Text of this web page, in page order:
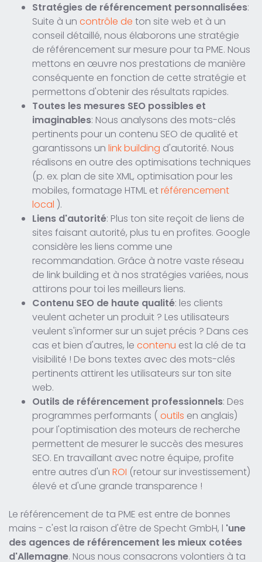
Stratégies de référencement personnalisées:
Suite à un contrôle de ton site web et à un
conseil détaillé, nous élaborons une stratégie
de référencement sur mesure pour ta PME. Nous
mettons en œuvre nos prestations de manière
conséquente en fonction de cette stratégie et
permettons d'obtenir des résultats rapides.
Toutes les mesures SEO possibles et
imaginables: Nous analysons des mots-clés
pertinents pour un contenu SEO de qualité et
garantissons un link building d'autorité. Nous
réalisons en outre des optimisations techniques
(p. ex. plan de site XML, optimisation pour les
mobiles, formatage HTML etréférencement
local ).
Liens d'autorité: Plus ton site reçoit de liens de
sites faisant autorité, plus tu en profites. Google
considère les liens comme une
recommandation. Grâce à notre vaste réseau
de link building et à nos stratégies variées, nous
attirons pour toi les meilleurs liens.
Contenu SEO de haute qualité: les clients
veulent acheter un produit ? Les utilisateurs
veulent s'informer sur un sujet précis ? Dans ces
cas et bien d'autres, le contenu est la clé de ta
visibilité ! De bons textes avec des mots-clés
pertinents attirent les utilisateurs sur ton site
web.
Outils de référencement professionnels: Des
programmes performants ( outils en anglais)
pour l'optimisation des moteurs de recherche
permettent de mesurer le succès des mesures
SEO. En travaillant avec notre équipe, profite
entre autres d'un ROI (retour sur investissement)
élevé et d'une grande transparence !
Le référencement de ta PME est entre de bonnes
mains - c'est la raison d'être de Specht GmbH, l 'une
des agences de référencement les mieux cotées
d'Allemagne. Nous nous consacrons volontiers à ta